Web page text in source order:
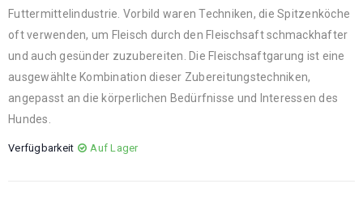
Futtermittelindustrie. Vorbild waren Techniken, die Spitzenköche
oft verwenden, um Fleisch durch den Fleischsaft schmackhafter
und auch gesünder zuzubereiten. Die Fleischsaftgarung ist eine
ausgewählte Kombination dieser Zubereitungstechniken,
angepasst an die körperlichen Bedürfnisse und Interessen des
Hundes.
Verfügbarkeit Auf Lager